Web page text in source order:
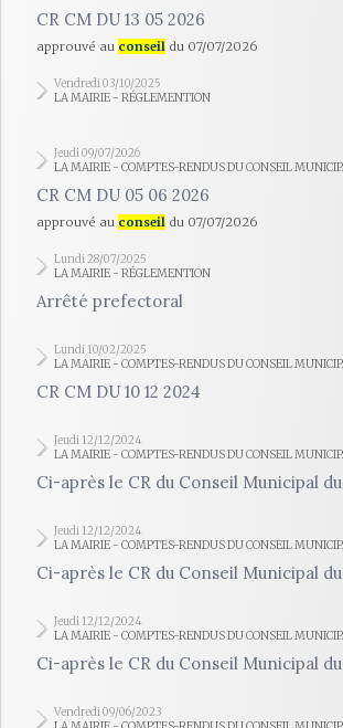
CR CM DU 13 05 2026
approuvé au conseil du 07/07/2026
Vendredi 03/10/2025
LA MAIRIE - RÉGLEMENTION
Jeudi 09/07/2026
LA MAIRIE - COMPTES-RENDUS DU CONSEIL
CR CM DU 05 06 2026
approuvé au conseil du 07/07/2026
Lundi 28/07/2025
LA MAIRIE - RÉGLEMENTION
Arrêté prefectoral
Lundi 10/02/2025
LA MAIRIE - COMPTES-RENDUS DU CONSEIL
CR CM DU 10 12 2024
Jeudi 12/12/2024
LA MAIRIE - COMPTES-RENDUS DU CONSEIL
Ci-après le CR du Conseil Municipal
Jeudi 12/12/2024
LA MAIRIE - COMPTES-RENDUS DU CONSEIL
Ci-après le CR du Conseil Municipal
Jeudi 12/12/2024
LA MAIRIE - COMPTES-RENDUS DU CONSEIL
Ci-après le CR du Conseil Municipal
Vendredi 09/06/2023